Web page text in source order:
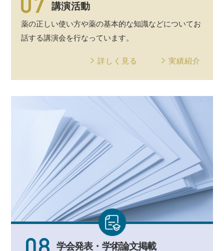
講演活動
薬の正しい使い方や薬の基本的な知識などについてお
話する講演会を行なっています。
詳しく見る 実績紹介
学会発表・ 学術論文掲載